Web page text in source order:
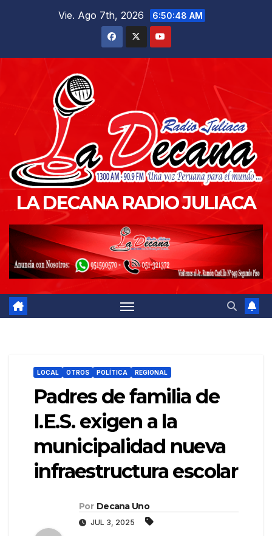
Vie. Ago 7th, 2026 6:50:49 AM
LA DECANA RADIO JULIACA
LOCAL OTROS POLÍTICA REGIONAL
Padres de familia de
I.E.S. exigen a la
municipalidad nueva
infraestructura escolar
Por Decana Uno
JUL 3, 2025